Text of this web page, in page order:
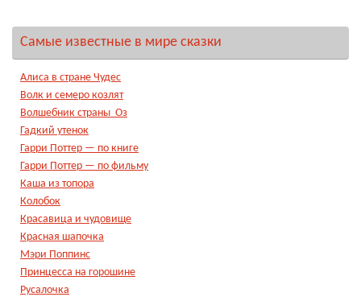
Самые известные в мире сказки
Алиса в стране Чудес
Волк и семеро козлят
Волшебник страны Оз
Гадкий утенок
Гарри Поттер — по книге
Гарри Поттер — по фильму
Каша из топора
Колобок
Красавица и чудовище
Красная шапочка
Мэри Поппинс
Принцесса на горошине
Русалочка